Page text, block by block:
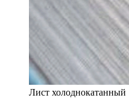
Лист холоднокатанный